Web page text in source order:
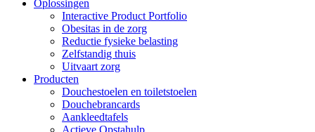
Oplossingen
Interactive Product Portfolio
Obesitas in de zorg
Reductie fysieke belasting
Zelfstandig thuis
Uitvaart zorg
Producten
Douchestoelen en toiletstoelen
Douchebrancards
Aankleedtafels
Actieve Opstahulp